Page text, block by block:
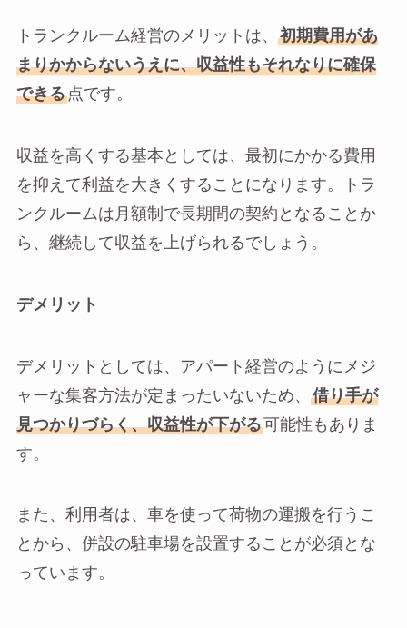
トランクルーム経営のメリットは、
初期費用があ
まりかからないうえに、収益性もそれなりに確保
できる点です。
収益を高くする基本としては、最初にかかる費用
を抑えて利益を大きくすることになります。トラ
ンクルームは月額制で長期間の契約となることか
ら、継続して収益を上げられるでしょう。
デメリット
デメリットとしては、アパート経営のようにメジ
ャーな集客方法が定まったいないため、
借り手が
見つかりづらく、収益性が下がる可能性もありま
す。
また、利用者は、車を使って荷物の運搬を行うこ
とから、併設の駐車場を設置することが必須とな
っています。